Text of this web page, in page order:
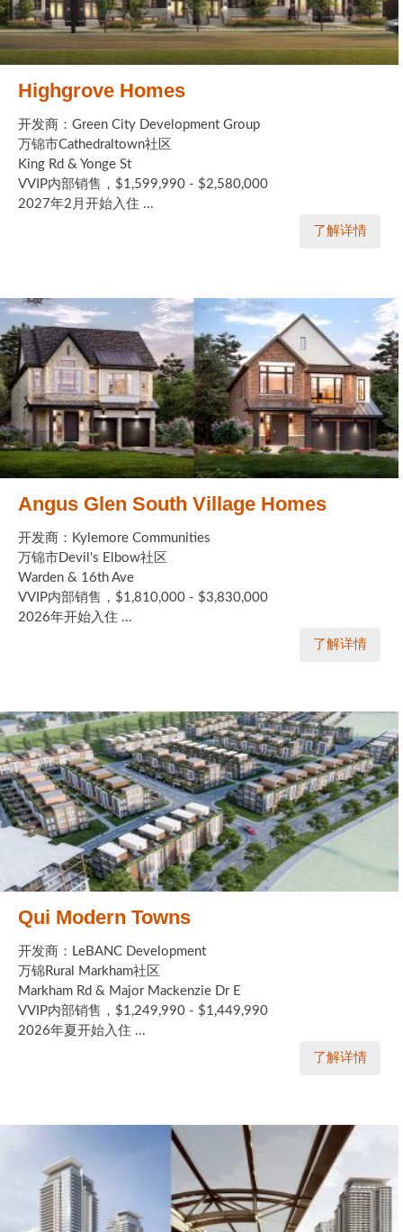
Highgrove Homes
开发商：Green City Development Group
万锦市Cathedraltown社区
King Rd & Yonge St
VVIP内部销售，$1,599,990 - $2,580,000
2027年2月开始入住 ...
了解详情
Angus Glen South Village Homes
开发商：Kylemore Communities
万锦市Devil's Elbow社区
Warden & 16th Ave
VVIP内部销售，$1,810,000 - $3,830,000
2026年开始入住 ...
了解详情
Qui Modern Towns
开发商：LeBANC Development
万锦Rural Markham社区
Markham Rd & Major Mackenzie Dr E
VVIP内部销售，$1,249,990 - $1,449,990
2026年夏开始入住 ...
了解详情